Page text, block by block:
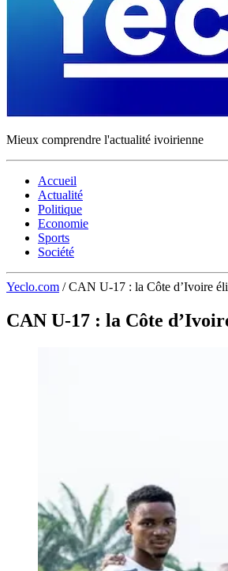
Mieux comprendre l'actualité ivoirienne
Accueil
Actualité
Politique
Economie
Sports
Société
Yeclo.com / CAN U-17 : la Côte d’Ivoire
CAN U-17 : la Côte